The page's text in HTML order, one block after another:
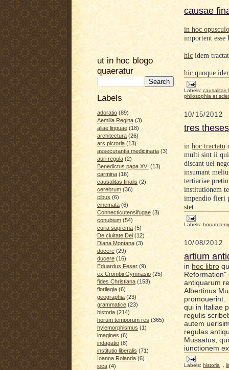
ut in hoc blogo
quaeratur
Labels
adoratio (89)
Aemilia Regina (3)
aliae linguae (18)
architectura (26)
ars pictoria (13)
assecurantia medicinaria (3)
auri regula (2)
Benedictus papa XVI (13)
carmina (16)
causalitas finalis (2)
cerebrum (36)
cibus (6)
cinemata (6)
Connecticutensifugae (3)
conubium (54)
curia suprema (5)
De ciuitate Dei (12)
Diana Montana (3)
docere (29)
ducere (16)
Eduardus Feser (9)
ex Crombii Gymnasio (25)
fides Christiana (153)
florilegia (6)
geographia (23)
grammatice (23)
historia (214)
horum temporum res (365)
hylemorphismus (1)
imagines (6)
indagatio (8)
institutio liberalis (71)
Ioanna Rolanda (6)
ioca (4)
causae
in hoc opusculo
importent esse
hic idem
hic quoque
Labels: causalitas
philosophia et
10/15/2012
tres
in hoc tractatu
multi sint ii qui
discant uel
insumant
tertiariae
institutionem
impendio fieri
stet.
Labels: horum
10/08/2012
artium
in hoc libro
Reformation"
antiquarum
Albertinus
promouerint.
qui in Italiae
regulis
autem
regulas
Mussatus ,
iunctionem
Labels: historia